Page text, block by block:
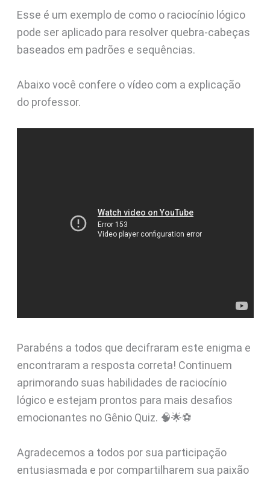
Esse é um exemplo de como o raciocínio lógico
pode ser aplicado para resolver quebra-cabeças
baseados em padrões e sequências.
Abaixo você confere o vídeo com a explicação
do professor.
Parabéns a todos que decifraram este enigma e
encontraram a resposta correta! Continuem
aprimorando suas habilidades de raciocínio
lógico e estejam prontos para mais desafios
emocionantes no Gênio Quiz. 🧠🌟⚽
Agradecemos a todos por sua participação
entusiasmada e por compartilharem sua paixão